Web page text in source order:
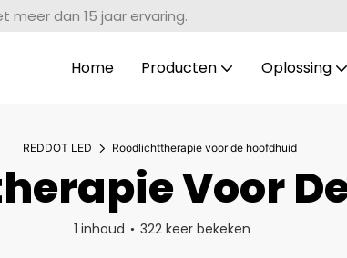
dan 15 jaar ervaring.
Home Producten Oplossing
REDDOT LED Roodlichttherapie voor de hoofdhuid
Voor
1 inhoud 322 keer bekeken